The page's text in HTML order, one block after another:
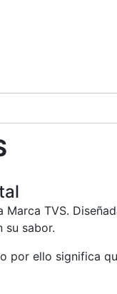
TVS.
su sabor.
por ello significa